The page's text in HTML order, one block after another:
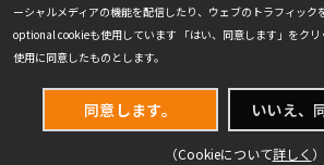
ーシャルメディアの機能を配信したり、ウェブのトラフィック
optional cookieも使用しています 「はい、同意します」をク
使用に同意したものとします。
同意します。 いいえ、
（Cookieについて詳しく ）
会社情報
お問い合